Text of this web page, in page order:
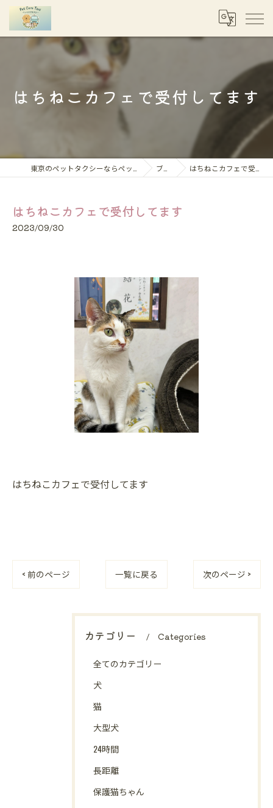
はちねこカフェで受付してます
ブログ はちねこカフェで受付してます
はちねこカフェで受付してます
2023/09/30
はちねこカフェで受付してます
< 前のページ 一覧に戻る 次のページ >
カテゴリー Categories
全てのカテゴリー
犬
猫
大型犬
24時間
長距離
保護猫ちゃん